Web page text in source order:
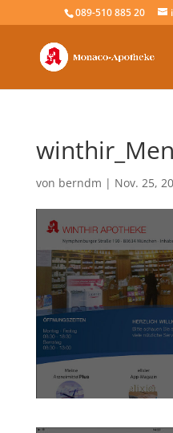
089-510 885 20
von berndm | Nov. 25,